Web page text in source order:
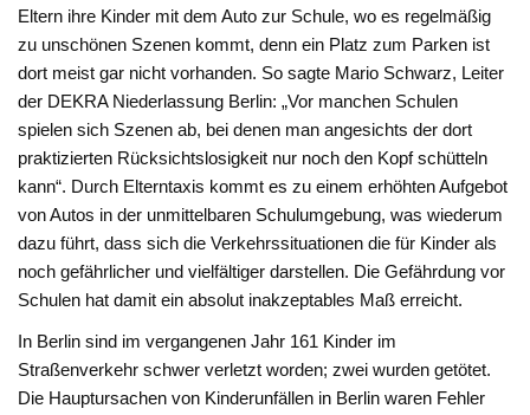
Eltern ihre Kinder mit dem Auto zur Schule, wo es regelmäßig
zu unschönen Szenen kommt, denn ein Platz zum Parken ist
dort meist gar nicht vorhanden. So sagte Mario Schwarz, Leiter
der DEKRA Niederlassung Berlin: „Vor manchen Schulen
spielen sich Szenen ab, bei denen man angesichts der dort
praktizierten Rücksichtslosigkeit nur noch den Kopf schütteln
kann“. Durch Elterntaxis kommt es zu einem erhöhten Aufgebot
von Autos in der unmittelbaren Schulumgebung, was wiederum
dazu führt, dass sich die Verkehrssituationen die für Kinder als
noch gefährlicher und vielfältiger darstellen. Die Gefährdung vor
Schulen hat damit ein absolut inakzeptables Maß erreicht.
In Berlin sind im vergangenen Jahr 161 Kinder im
Straßenverkehr schwer verletzt worden; zwei wurden getötet.
Die Hauptursachen von Kinderunfällen in Berlin waren Fehler